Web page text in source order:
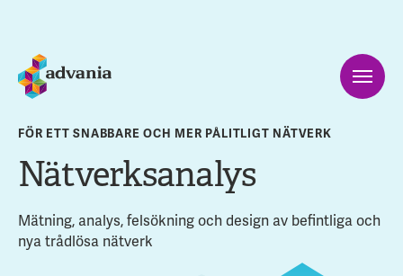
FÖR ETT SNABBARE OCH MER PÅLITLIGT NÄTVERK
Nätverksanalys
Mätning, analys, felsökning och design av befintliga och
nya trådlösa nätverk